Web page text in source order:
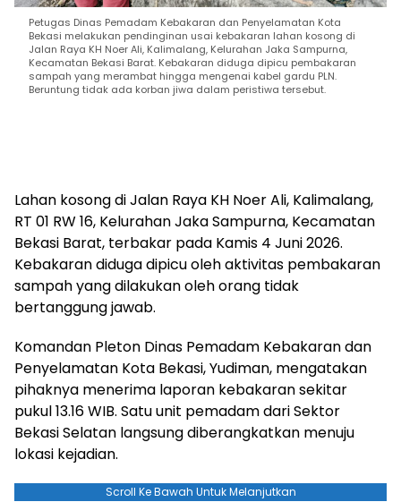
Petugas Dinas Pemadam Kebakaran dan Penyelamatan Kota
Bekasi melakukan pendinginan usai kebakaran lahan kosong di
Jalan Raya KH Noer Ali, Kalimalang, Kelurahan Jaka Sampurna,
Kecamatan Bekasi Barat. Kebakaran diduga dipicu pembakaran
sampah yang merambat hingga mengenai kabel gardu PLN.
Beruntung tidak ada korban jiwa dalam peristiwa tersebut.
Lahan kosong di Jalan Raya KH Noer Ali, Kalimalang,
RT 01 RW 16, Kelurahan Jaka Sampurna, Kecamatan
Bekasi Barat, terbakar pada Kamis 4 Juni 2026.
Kebakaran diduga dipicu oleh aktivitas pembakaran
sampah yang dilakukan oleh orang tidak
bertanggung jawab.
Komandan Pleton Dinas Pemadam Kebakaran dan
Penyelamatan Kota Bekasi, Yudiman, mengatakan
pihaknya menerima laporan kebakaran sekitar
pukul 13.16 WIB. Satu unit pemadam dari Sektor
Bekasi Selatan langsung diberangkatkan menuju
lokasi kejadian.
Scroll Ke Bawah Untuk Melanjutkan